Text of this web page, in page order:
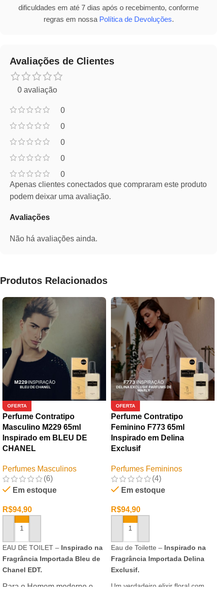
dificuldades em até 7 dias após o recebimento, conforme
regras em nossa Política de Devoluções.
Avaliações de Clientes
0 avaliação
0
0
0
0
0
Avaliações
Não há avaliações ainda.
Apenas clientes conectados que compraram este produto
podem deixar uma avaliação.
Produtos Relacionados
OFERTA
Perfume Contratipo
Masculino M229 65ml
Inspirado em BLEU DE
CHANEL
Perfumes Masculinos
(6)
Em estoque
R$94,90
ADICIONAR AO CARRINHO
EAU DE TOILET – Inspirado na
Fragrância Importada Bleu de
Chanel EDT.
Para o Homem moderno e
OFERTA
Perfume Contratipo
Feminino F773 65ml
Inspirado em Delina
Exclusif
Perfumes Femininos
(4)
Em estoque
R$94,90
ADICIONAR AO CARRINHO
Eau de Toilette – Inspirado na
Fragrância Importada Delina
Exclusif.
Um verdadeiro elixir floral com